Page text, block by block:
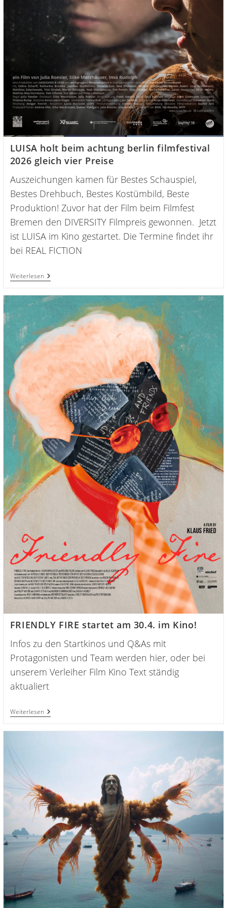
LUISA holt beim achtung berlin filmfestival
2026 gleich vier Preise
Auszeichungen kamen für Bestes Schauspiel,
Bestes Drehbuch, Bestes Kostümbild, Beste
Produktion! Zuvor hat der Film beim Filmfest
Bremen den DIVERSITY Filmpreis gewonnen. Jetzt
ist LUISA im Kino gestartet. Die Termine findet ihr
bei REAL FICTION
WeiterlesenLUISA
Holt
Achtung
Berlin
Filmfestival
2026
Gleich
Vier
Preise
FRIENDLY FIRE startet am 30.4. im Kino!
Infos zu den Startkinos und Q&As mit
Protagonisten und Team werden hier, oder bei
unserem Verleiher Film Kino Text ständig
aktualiert
WeiterlesenFRIENDLY
FIRE